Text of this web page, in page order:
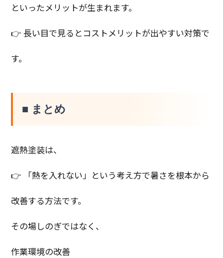
といったメリットが生まれます。
👉 長い目で見るとコストメリットが出やすい対策で
す。
■ まとめ
遮熱塗装は、
👉 「熱を入れない」という考え方で暑さを根本から
改善する方法です。
その場しのぎではなく、
作業環境の改善